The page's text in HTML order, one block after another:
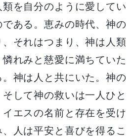
を自分のように愛してい
ある。恵みの時代、神の
それはつまり、神は人類
れみと慈愛に満ちていた
神は人と共にいた。神の
して神の救いは一人ひと
エスの名前と存在を受け
人は平安と喜びを得るこ